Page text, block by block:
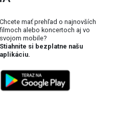
Chcete mať prehľad o najnovších
filmoch alebo koncertoch aj vo
svojom mobile?
Stiahnite si bezplatne našu
aplikáciu.